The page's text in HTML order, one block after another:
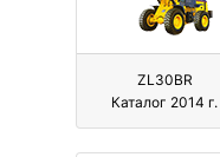
ZL30BR
Каталог 2014 г.